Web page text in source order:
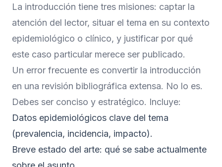
La introducción tiene tres misiones: captar la
atención del lector, situar el tema en su contexto
epidemiológico o clínico, y justificar por qué
este caso particular merece ser publicado.
Un error frecuente es convertir la introducción
en una revisión bibliográfica extensa. No lo es.
Debes ser conciso y estratégico. Incluye:
Datos epidemiológicos clave del tema
(prevalencia, incidencia, impacto).
Breve estado del arte: qué se sabe actualmente